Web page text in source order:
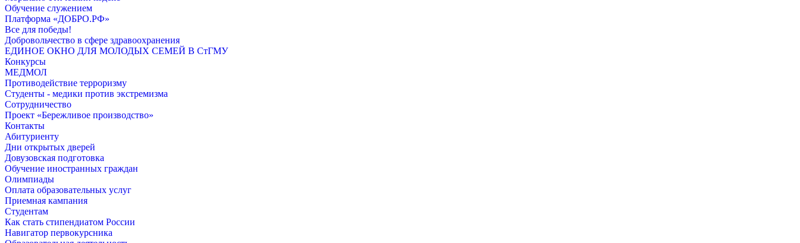
Обучение служением
Платформа «ДОБРО.РФ»
Все для победы!
Добровольчество в сфере здравоохранения
ЕДИНОЕ ОКНО ДЛЯ МОЛОДЫХ СЕМЕЙ В СтГМУ
Конкурсы
МЕДМОЛ
Противодействие терроризму
Студенты - медики против экстремизма
Сотрудничество
Проект «Бережливое производство»
Контакты
Абитуриенту
Дни открытых дверей
Довузовская подготовка
Обучение иностранных граждан
Олимпиады
Оплата образовательных услуг
Приемная кампания
Студентам
Как стать стипендиатом России
Навигатор первокурсника